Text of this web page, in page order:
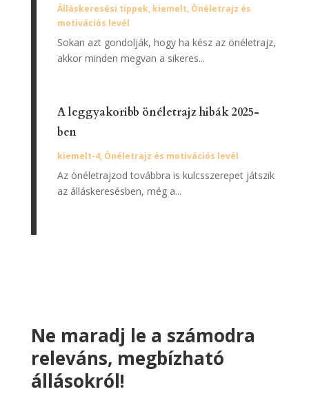
Álláskeresési tippek, kiemelt, Önéletrajz és
motivációs levél
Sokan azt gondolják, hogy ha kész az önéletrajz,
akkor minden megvan a sikeres...
A leggyakoribb önéletrajz hibák 2025-
ben
kiemelt-4, Önéletrajz és motivációs levél
Az önéletrajzod továbbra is kulcsszerepet játszik
az álláskeresésben, még a...
Ne maradj le a számodra
releváns, megbízható
állásokról!